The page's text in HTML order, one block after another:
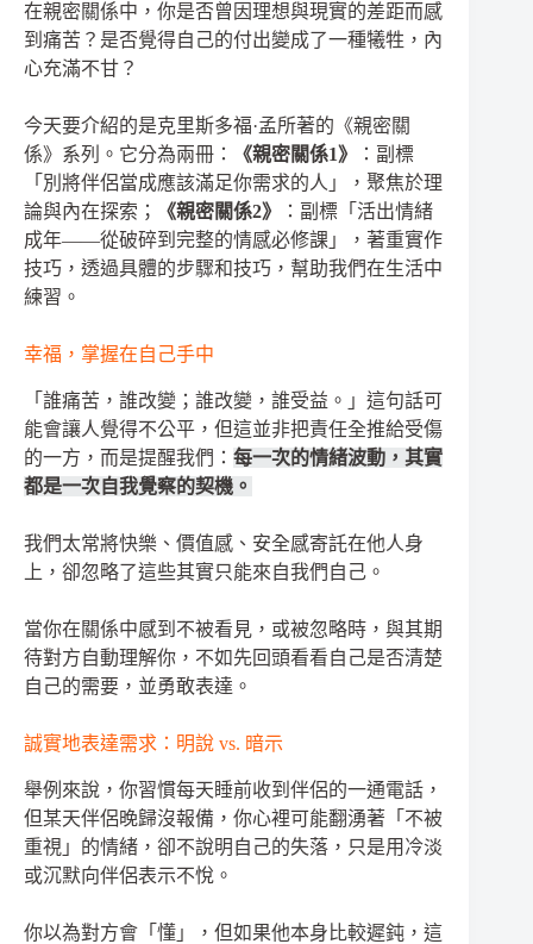
在親密關係中，你是否曾因理想與現實的差距而感
到痛苦？是否覺得自己的付出變成了一種犧牲，內
心充滿不甘？
今天要介紹的是克里斯多福·孟所著的《親密關
係》系列。它分為兩冊：
《親密關係1》
：副標
「別將伴侶當成應該滿足你需求的人」，聚焦於理
論與內在探索；
《親密關係2》
：副標「活出情緒
成年——從破碎到完整的情感必修課」，著重實作
技巧，透過具體的步驟和技巧，幫助我們在生活中
練習。
幸福，掌握在自己手中
「誰痛苦，誰改變；誰改變，誰受益。」這句話可
能會讓人覺得不公平，但這並非把責任全推給受傷
的一方，而是提醒我們： 每一次的情緒波動，其實
都是一次自我覺察的契機。
我們太常將快樂、價值感、安全感寄託在他人身
上，卻忽略了這些其實只能來自我們自己。
當你在關係中感到不被看見，或被忽略時，與其期
待對方自動理解你，不如先回頭看看自己是否清楚
自己的需要，並勇敢表達。
誠實地表達需求：明說 vs. 暗示
舉例來說，你習慣每天睡前收到伴侶的一通電話，
但某天伴侶晚歸沒報備，你心裡可能翻湧著「不被
重視」的情緒，卻不說明自己的失落，只是用冷淡
或沉默向伴侶表示不悅。
你以為對方會「懂」，但如果他本身比較遲鈍，這